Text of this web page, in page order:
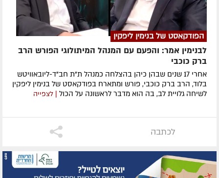
הפודקאסט של בנימין ליפקין
לבנימין אמר: והפעם עם המנהל המיתולוגי הפורש הרב
ברק כוכבי
אחרי 17 שנים שבהן כיהן בהצלחה כמנהל ת"ת חב"ד-ליובאוויטש
בלוד, הרב ברק כוכבי, פורש ומתארח בפודקאסט של בנימין ליפקין
לשיחה גלויית לב, בה הוא מדבר לראשונה על הכול
| לצפייה
לכתבה